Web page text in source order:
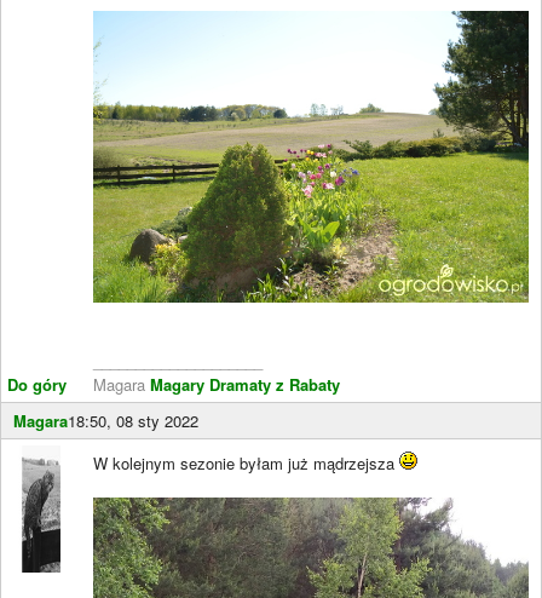
Do góry
Magara Magary Dramaty z Rabaty
Magara18:50, 08 sty 2022
W kolejnym sezonie byłam już mądrzejsza